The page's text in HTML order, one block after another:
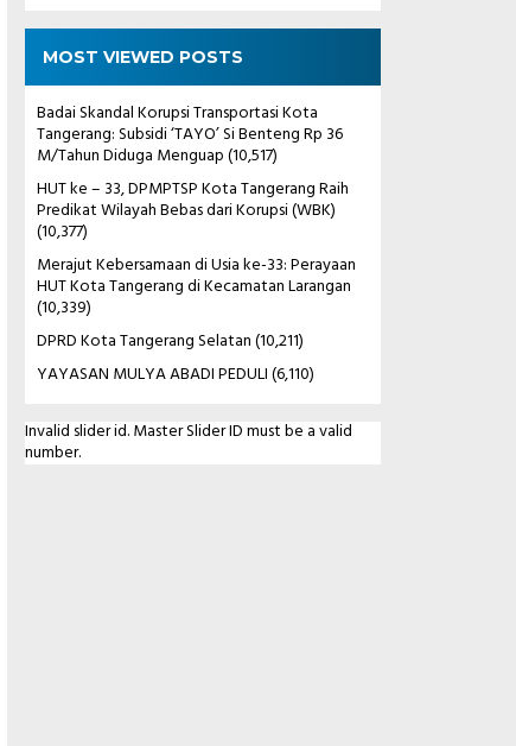
MOST VIEWED POSTS
Badai Skandal Korupsi Transportasi Kota
Tangerang: Subsidi ‘TAYO’ Si Benteng Rp 36
M/Tahun Diduga Menguap(10,517)
HUT ke – 33, DPMPTSP Kota Tangerang Raih
Predikat Wilayah Bebas dari Korupsi (WBK)
(10,377)
Merajut Kebersamaan di Usia ke-33: Perayaan
HUT Kota Tangerang di Kecamatan Larangan
(10,339)
DPRD Kota Tangerang Selatan(10,211)
YAYASAN MULYA ABADI PEDULI(6,110)
Invalid slider id. Master Slider ID must be a valid
number.